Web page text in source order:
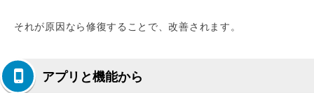
それが原因なら修復することで、改善されます。
アプリと機能から